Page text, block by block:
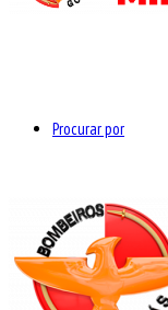
Procurar por